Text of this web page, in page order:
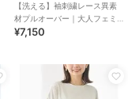
【洗える】袖刺繍レース異素
材プルオーバー｜大人フェミ
ニン/きれいめ/ボリューム袖/体
¥7,150